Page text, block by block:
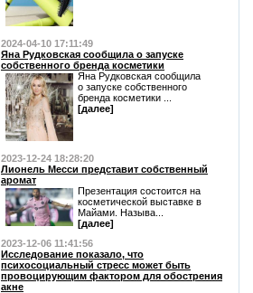
2024-04-10 17:11:49
Яна Рудковская сообщила о запуске
собственного бренда косметики
Яна Рудковская сообщила
о запуске собственного
бренда косметики ...
[далее]
2023-12-24 18:28:20
Лионель Месси представит собственный
аромат
Презентация состоится на
косметической выставке в
Майами. Называ...
[далее]
2023-12-06 11:41:56
Исследование показало, что
психосоциальный стресс может быть
провоцирующим фактором для обострения
акне